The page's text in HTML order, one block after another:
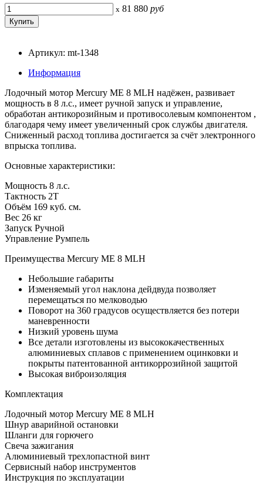
x 81 880 руб
Артикул: mt-1348
Информация
Лодочный мотор Mercury ME 8 MLH надёжен, развивает
мощность в 8 л.с., имеет ручной запуск и управление,
обработан антикорозийным и противосолевым компонентом ,
благодаря чему имеет увеличенный срок службы двигателя.
Сниженный расход топлива достигается за счёт электронного
впрыска топлива.
Основные характеристики:
Мощность 8 л.с.
Тактность 2Т
Объём 169 куб. см.
Вес 26 кг
Запуск Ручной
Управление Румпель
Преимущества Mercury ME 8 MLH
Небольшие габариты
Изменяемый угол наклона дейдвуда позволяет
перемещаться по мелководью
Поворот на 360 градусов осуществляется без потери
маневренности
Низкий уровень шума
Все детали изготовлены из высококачественных
алюминиевых сплавов с применением оцинковки и
покрыты патентованной антикоррозийной защитой
Высокая виброизоляция
Комплектация
Лодочный мотор Mercury ME 8 MLH
Шнур аварийной остановки
Шланги для горючего
Свеча зажигания
Алюминиевый трехлопастной винт
Сервисный набор инструментов
Инструкция по эксплуатации